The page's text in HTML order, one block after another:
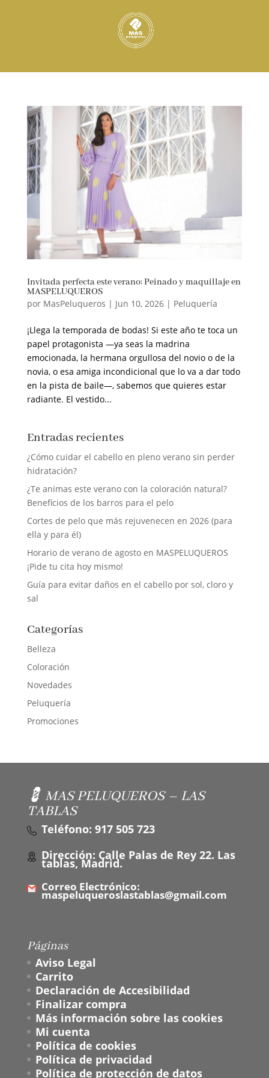
Invitada perfecta este verano: Peinado y maquillaje en
MASPELUQUEROS
por MasPeluqueros | Jun 10, 2026| Peluquería
¡Llega la temporada de bodas! Si este año te toca un
papel protagonista —ya seas la madrina
emocionada, la hermana orgullosa del novio o de la
novia, o esa amiga incondicional que lo va a dar todo
en la pista de baile—, sabemos que quieres estar
radiante. El vestido...
Entradas recientes
¿Cómo cuidar el cabello en pleno verano sin perder
hidratación?
¿Te animas este verano con la coloración natural?
Beneficios de los barros para el pelo
Cortes de pelo que más rejuvenecen en 2026 (para
ella y para él)
Horario de verano de agosto en MASPELUQUEROS
¡Pide tu cita hoy mismo!
Guía para evitar daños en el cabello por sol, cloro y
sal
Categorías
Belleza
Coloración
Novedades
Peluquería
Promociones
💈 MAS PELUQUEROS – LAS
TABLAS
Teléfono: 917 505 723
Dirección: Calle Palas de Rey 22. Las
tablas, Madrid.
Correo Electrónico:
maspeluqueroslastablas@gmail.com
Páginas
Aviso Legal
Carrito
Declaración de Accesibilidad
Finalizar compra
Más información sobre las cookies
Mi cuenta
Política de cookies
Política de privacidad
Política de protección de datos